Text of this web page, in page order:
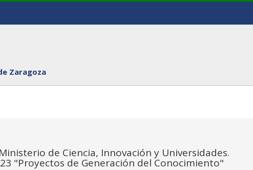
Zaragoza
de Ciencia, Innovación y Universidades.
"Proyectos de Generación del Conocimiento"